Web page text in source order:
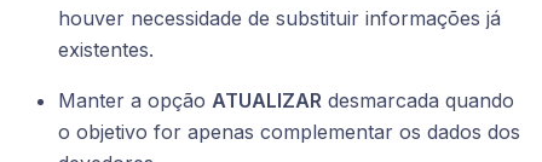
houver necessidade de substituir informações já
existentes.
Manter a opção ATUALIZAR desmarcada quando
o objetivo for apenas complementar os dados dos